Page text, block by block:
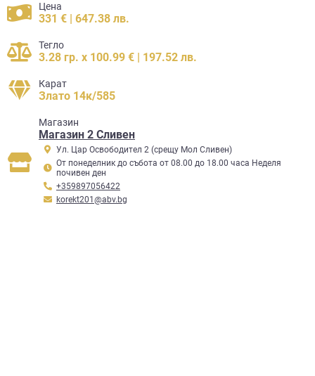
Цена
331 € | 647.38 лв.
Тегло
3.28 гр. x 100.99 € | 197.52 лв.
Карат
Злато 14к/585
Mагазин
Магазин 2 Сливен
Ул. Цар Освободител 2 (срещу Мол Сливен)
От понеделник до събота от 08.00 до 18.00 часа Неделя
почивен ден
+359897056422
korekt201@abv.bg